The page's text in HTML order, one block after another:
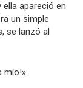
apareció en
un simple
se lanzó al
mío!».